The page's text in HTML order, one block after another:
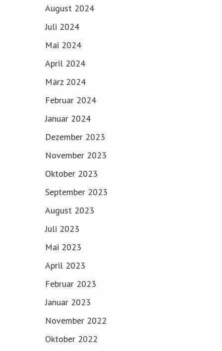
August 2024
Juli 2024
Mai 2024
April 2024
März 2024
Februar 2024
Januar 2024
Dezember 2023
November 2023
Oktober 2023
September 2023
August 2023
Juli 2023
Mai 2023
April 2023
Februar 2023
Januar 2023
November 2022
Oktober 2022